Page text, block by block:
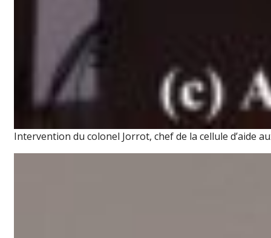
Intervention du colonel Jorrot, chef de la cellule d’aide